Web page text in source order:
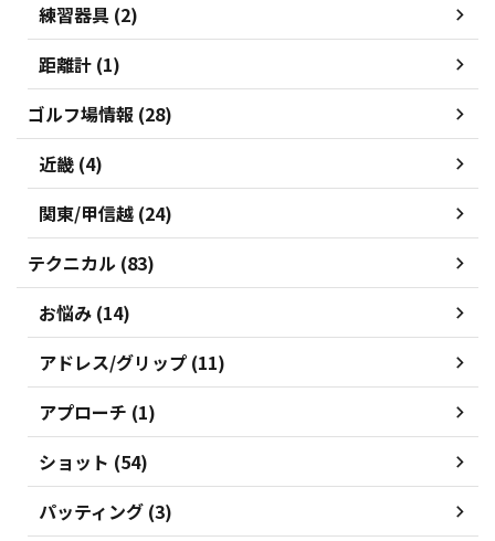
練習器具 (2)
距離計 (1)
ゴルフ場情報 (28)
近畿 (4)
関東/甲信越 (24)
テクニカル (83)
お悩み (14)
アドレス/グリップ (11)
アプローチ (1)
ショット (54)
パッティング (3)